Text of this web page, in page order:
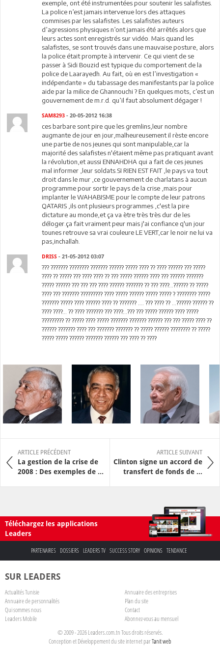
exemple, ont été instrumentées pour soutenir les salafistes.
La police n’est jamais intervenue lors des attaques
commises par les salafistes. Les salafistes auteurs
d’agressions physiques n’ont jamais été arrêtés alors que
leurs actes sont enregistrés sur vidéo. Mais quand les
salafistes, se sont trouvés dans une mauvaise posture, alors
la police était prompte à intervenir. Ce qui vient de se
passer à Sidi Bouzid est typique du comportement de la
police de Laarayedh. Au fait, où en est l’investigation «
indépendante » du tabassage des manifestants par la police
aide par la milice de Ghannouchi ? En quelques mots, c’est un
gouvernement de m.r.d. qu’il faut absolument dégager !
SAM8293 - 20-05-2012 16:38
ces barbare sont pire que les gremlins,leur nombre
augmante de jour en jour,malheureusement il rèste encore
une partie de nos jeunes qui sont manipulable,car la
majorité des salafistes n'étaient même pas pratiquant avant
la révolution,et aussi ENNAHDHA qui a fait de ces jeunes
mal informer ,leur soldats.SI RIEN EST FAIT ,le pays va tout
droit dans le mur ,ce gouvernement de charlatans à aucun
programme pour sortir le pays de la crise ,mais pour
implanter le WAHABISME pour le compte de leur patrons
QATARIS ,ils ont plusieurs programmes ,c'est la pire
dictature au monde,et ça va ètre très très dur de les
déloger.ça fait vraiment peur mais j'ai confiance q'un jour
tounes retrouve sa vrai couleure LE VERT,car le noir ne lui va
pas,inchallah.
DRISS - 21-05-2012 03:07
??? ??????? ???????? ??????? ?????? ????? ???? ?? ???? ?????? ??? ?????
???? ?? ????? ??? ???? ???? ?? ??? ????? ?????? ???? ??? ?????? ???????
????? ?????? ??? ??? ??? ???? ?????? ??????? ?? ??? ????...?????? ?? ?????
???? ??? ??????? ????????? ???? ????? ?????? ????? ????? ? ???????? ?????
??????? ????? ???? ?????? ???? ?? ??????? .... ??? ???? ?? ...?????? ?????? ??
???? ????... ?? ???? ??????? ??? ????...??? ??? ????? ?????? ???? ?????
????????? ?? ????? ???? ????? ??????? ??????? ?????? ??? ??? ????? ???? ??
?????? ??????? ???? ??? ??????? ??????? ?? ????? ?????? ???????? ?? ?????
????? ????? ?????? ??????? ?????? ??? ???? ?? ????
ARTICLE PRÉCÉDENT
La gestion de la crise de
2008 : Des exemples de ...
ARTICLE SUIVANT
Clinton signe un accord de
transfert de fonds de ...
Téléchargez les applications
Leaders
PARTENAIRES DOSSIERS LEADERS TV SUCCESS STORY OPINIONS TENDANCE
SUR LEADERS
Actualités Tunisie
Annuaire des entreprises
Annuaire de personnalités
Plan du site
Qui sommes nous
Contact
Leaders Mobile
Abonnez-vous au mensuel
© 2009 - 2026 Leaders.com.tn Tous droits réservés.
Conception et Développement du site internet parTanit web